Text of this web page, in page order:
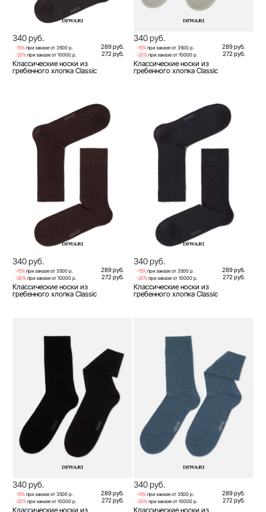
340 руб.
-15% при заказе от 3500 р. 289 руб.
-20% при заказе от 10000 р. 272 руб.
Классические носки из
гребенного хлопка Classic
340 руб.
-15% при заказе от 3500 р. 289 руб.
-20% при заказе от 10000 р. 272 руб.
Классические носки из
гребенного хлопка Classic
340 руб.
-15% при заказе от 3500 р. 289 руб.
-20% при заказе от 10000 р. 272 руб.
Классические носки из
гребенного хлопка Classic
340 руб.
-15% при заказе от 3500 р. 289 руб.
-20% при заказе от 10000 р. 272 руб.
Классические носки из
гребенного хлопка Classic
340 руб.
-15% при заказе от 3500 р. 289 руб.
-20% при заказе от 10000 р. 272 руб.
Классические носки из
340 руб.
-15% при заказе от 3500 р. 289 руб.
-20% при заказе от 10000 р. 272 руб.
Классические носки из